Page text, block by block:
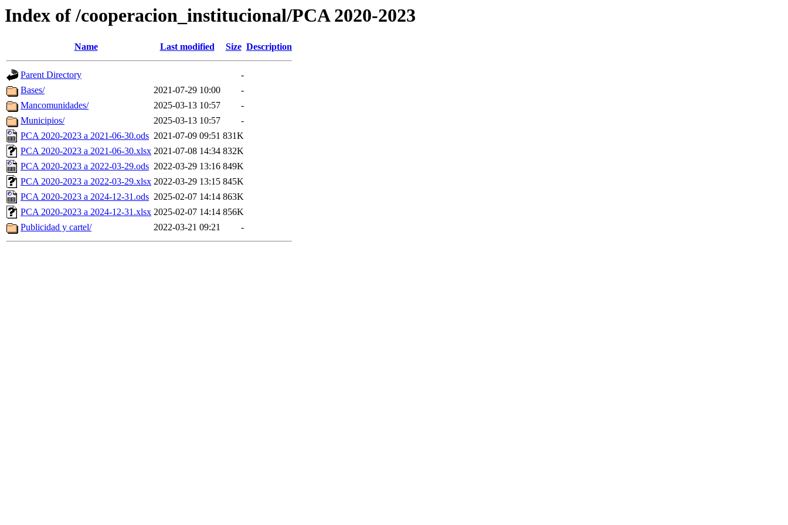
Index of /cooperacion_institucional/PCA 2020-2023
Name Last modified Size Description
Parent Directory
-
Bases/
2021-07-29 10:00
-
Mancomunidades/
2025-03-13 10:57
-
Municipios/
2025-03-13 10:57
-
PCA 2020-2023 a 2021-06-30.ods 2021-07-09 09:51 831K
PCA 2020-2023 a 2021-06-30.xlsx 2021-07-08 14:34 832K
PCA 2020-2023 a 2022-03-29.ods 2022-03-29 13:16 849K
PCA 2020-2023 a 2022-03-29.xlsx 2022-03-29 13:15 845K
PCA 2020-2023 a 2024-12-31.ods 2025-02-07 14:14 863K
PCA 2020-2023 a 2024-12-31.xlsx 2025-02-07 14:14 856K
Publicidad y cartel/
2022-03-21 09:21 -